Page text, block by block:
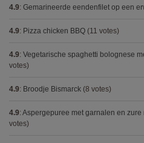
4.9: Gemarineerde eendenfilet op een
4.9: Pizza chicken BBQ (11 votes)
4.9: Vegetarische spaghetti bolognese
votes)
4.9: Broodje Bismarck (8 votes)
4.9: Aspergepuree met garnalen en zure
votes)